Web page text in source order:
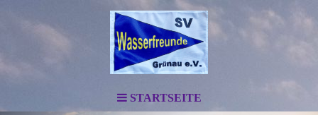
STARTSEITE